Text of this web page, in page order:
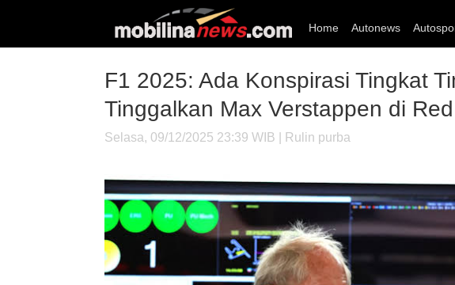
Home Autonews
F1 2025: Ada Konspirasi Tingkat
Tinggalkan Max Verstappen di
Selasa, 09/12/2025 23:39 WIB | Rulin purba